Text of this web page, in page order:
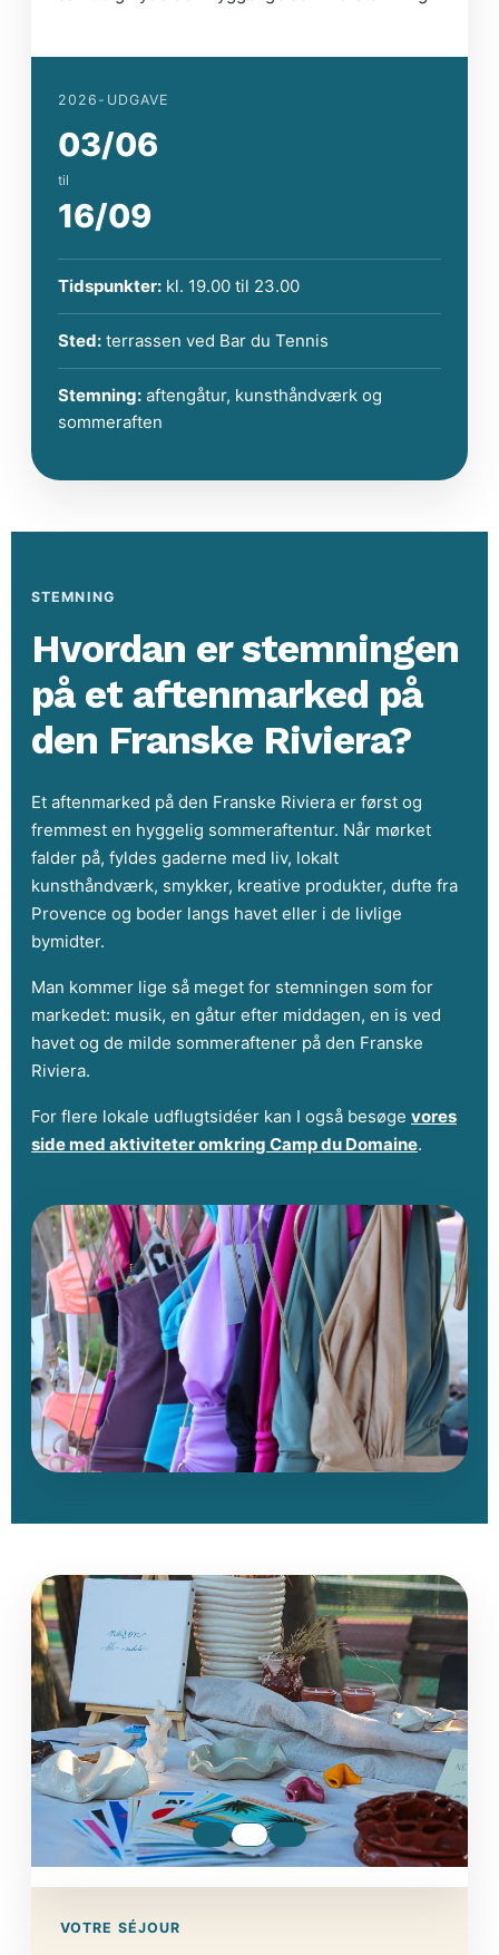
2026-UDGAVE
03/06
til
16/09
Tidspunkter: kl. 19.00 til 23.00
Sted: terrassen ved Bar du Tennis
Stemning: aftengåtur, kunsthåndværk og
sommeraften
STEMNING
Hvordan er stemningen
på et aftenmarked på
den Franske Riviera?
Et aftenmarked på den Franske Riviera er først og
fremmest en hyggelig sommeraftentur. Når mørket
falder på, fyldes gaderne med liv, lokalt
kunsthåndværk, smykker, kreative produkter, dufte fra
Provence og boder langs havet eller i de livlige
bymidter.
Man kommer lige så meget for stemningen som for
markedet: musik, en gåtur efter middagen, en is ved
havet og de milde sommeraftener på den Franske
Riviera.
For flere lokale udflugtsidéer kan I også besøge vores
side med aktiviteter omkring Camp du Domaine.
VOTRE SÉJOUR